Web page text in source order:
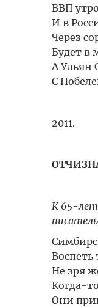
ВВП
И в
Через
Будет в
А Ульян
С
2011.
К 65-
Не зря
Когда-
Они